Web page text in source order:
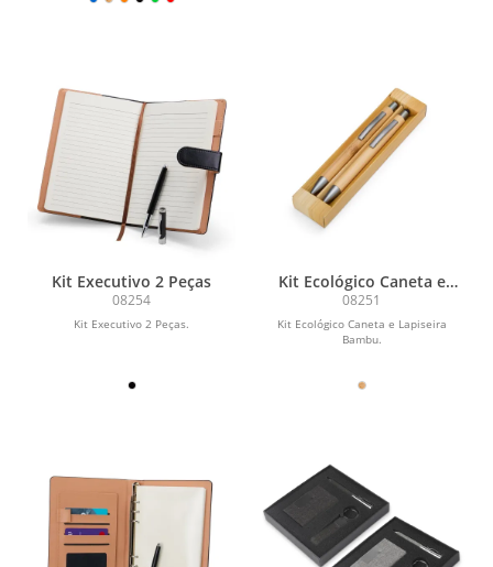
Kit Executivo 2 Peças
08254
Kit Executivo 2 Peças.
Kit Ecológico Caneta e
Lapiseira Bambu
08251
Kit Ecológico Caneta e Lapiseira
Bambu.